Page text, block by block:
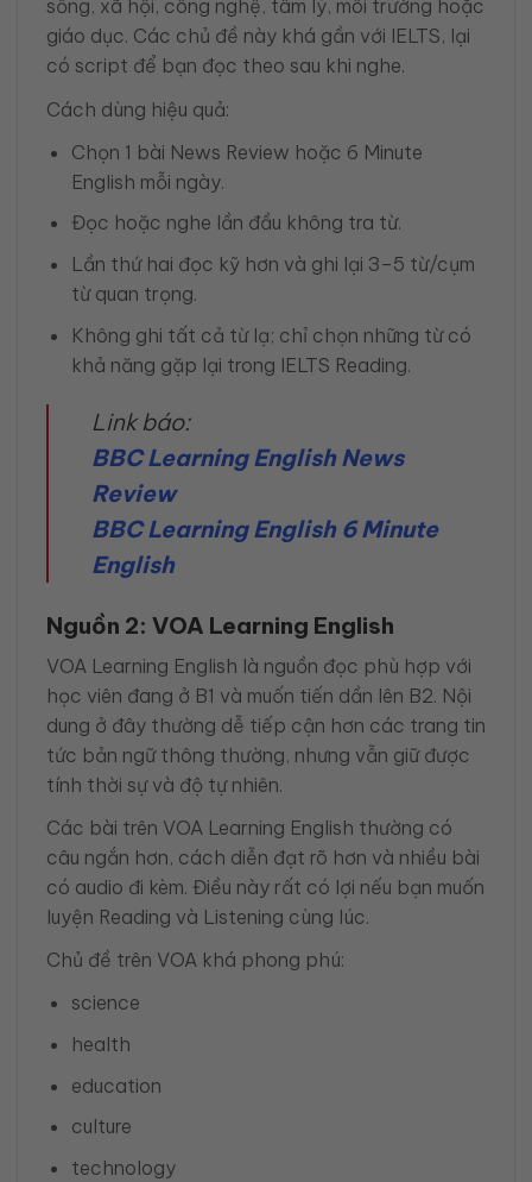
sống, xã hội, công nghệ, tâm lý, môi trường hoặc
giáo dục. Các chủ đề này khá gần với IELTS, lại
có script để bạn đọc theo sau khi nghe.
Cách dùng hiệu quả:
Chọn 1 bài News Review hoặc 6 Minute
English mỗi ngày.
Đọc hoặc nghe lần đầu không tra từ.
Lần thứ hai đọc kỹ hơn và ghi lại 3–5 từ/cụm
từ quan trọng.
Không ghi tất cả từ lạ; chỉ chọn những từ có
khả năng gặp lại trong IELTS Reading.
Link báo:
BBC Learning English News
Review
BBC Learning English 6 Minute
English
Nguồn 2: VOA Learning English
VOA Learning English là nguồn đọc phù hợp với
học viên đang ở B1 và muốn tiến dần lên B2. Nội
dung ở đây thường dễ tiếp cận hơn các trang tin
tức bản ngữ thông thường, nhưng vẫn giữ được
tính thời sự và độ tự nhiên.
Các bài trên VOA Learning English thường có
câu ngắn hơn, cách diễn đạt rõ hơn và nhiều bài
có audio đi kèm. Điều này rất có lợi nếu bạn muốn
luyện Reading và Listening cùng lúc.
Chủ đề trên VOA khá phong phú:
science
health
education
culture
technology